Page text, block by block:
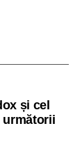
și cel
următorii